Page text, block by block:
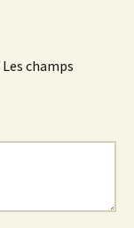
Les champs